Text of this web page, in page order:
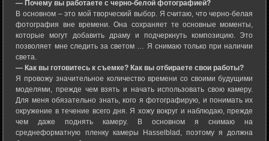
— Почему вы работаете с черно-белой фотографией?
В основном – это мой творческий выбор. Я считаю, что черно-белая
фотография вне времени. Она сохраняет те основные моменты,
которые могут добавить драму и подчеркнуть композицию. Это
позволяет мне следить за светом … Я снимаю только при наличии
света.
— Как вы готовитесь к съемке? Как вы отбираете свои работы?
Я провожу значительное количество времени со своими будущими
моделями, прежде чем взять и начать использовать свою камеру.
Для меня обязательно знать, кого я фотографирую, и понимать их
окружение в течение всего дня. Я хожу вокруг и наблюдаю, прежде
чем даже поднять камеру. В основном я снимаю на
среднеформатную пленку камеры Hasselblad, поэтому я должна